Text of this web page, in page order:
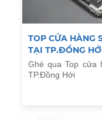
TOP CỬA HÀNG
TẠI TP.ĐỒNG
Ghé qua Top cửa
TP.Đồng Hới